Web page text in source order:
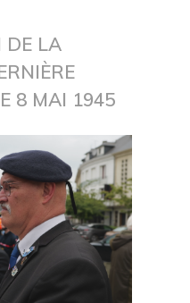
DE LA
8 MAI 1945